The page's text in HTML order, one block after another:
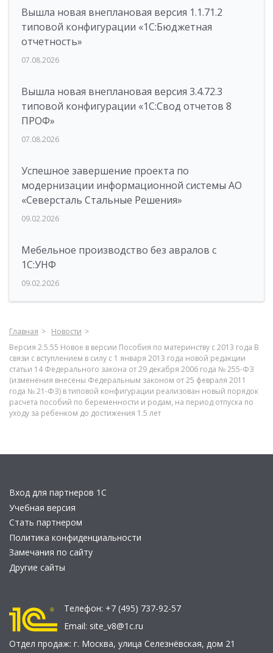
Вышла новая внеплановая версия 1.1.71.2
типовой конфигурации «1C:Бюджетная
отчетность»
07.08.2026
Вышла новая внеплановая версия 3.4.72.3
типовой конфигурации «1C:Свод отчетов 8
ПРОФ»
07.08.2026
Успешное завершение проекта по
модернизации информационной системы АО
«Северсталь Стальные Решения»
09.02.2026
Мебельное производство без авралов с
1С:УНФ
09.02.2026
Главная
Новости
Версия 2.5.55 Новое в версии Пособия по материнству с 2013 года В
связи с вступлением в силу с 1 января 2013 года новой редакции
статьи 14 Федерального закона от 29 декабря 2006 года № 255-ФЗ
(изменения внесены Федеральным законом от 25 февраля 2011
года № 21-ФЗ) в типовой конфигурации реализован новый порядок
расчета пособий по беременности и родам, на период отпуска по
уходу за ребенком до достижения 1.5 лет
Вход для партнеров 1С
Учебная версия
Стать партнером
Политика конфиденциальности
Замечания по сайту
Другие сайты
Телефон: +7 (495) 737-92-57
Email: site_v8@1c.ru
Отдел продаж: г. Москва, улица Селезнёвская, дом 21